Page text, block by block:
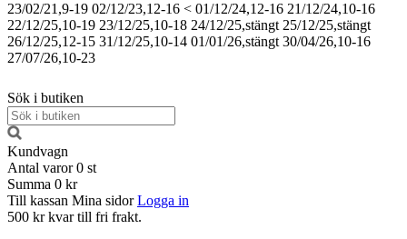
23/02/21,9-19 02/12/23,12-16 < 01/12/24,12-16 21/12/24,10-16
22/12/25,10-19 23/12/25,10-18 24/12/25,stängt 25/12/25,stängt
26/12/25,12-15 31/12/25,10-14 01/01/26,stängt 30/04/26,10-16
27/07/26,10-23
Sök i butiken
Kundvagn
Antal varor 0 st
Summa 0 kr
Till kassan Mina sidor Logga in
500 kr kvar till fri frakt.